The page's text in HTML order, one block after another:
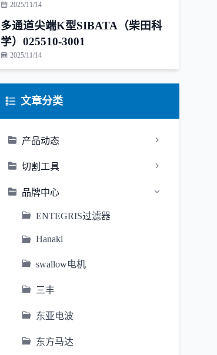
2025/11/14
多通道尖端K型SIBATA（柴田科
学）025510-3001
2025/11/14
文章分类
产品动态
切割工具
品牌中心
ENTEGRIS过滤器
Hanaki
swallow电机
三丰
东亚电波
东方马达